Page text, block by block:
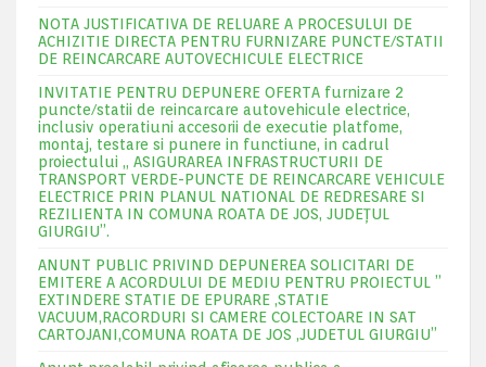
NOTA JUSTIFICATIVA DE RELUARE A PROCESULUI DE
ACHIZITIE DIRECTA PENTRU FURNIZARE PUNCTE/STATII
DE REINCARCARE AUTOVECHICULE ELECTRICE
INVITATIE PENTRU DEPUNERE OFERTA furnizare 2
puncte/statii de reincarcare autovehicule electrice,
inclusiv operatiuni accesorii de executie platfome,
montaj, testare si punere in functiune, in cadrul
proiectului „ ASIGURAREA INFRASTRUCTURII DE
TRANSPORT VERDE-PUNCTE DE REINCARCARE VEHICULE
ELECTRICE PRIN PLANUL NATIONAL DE REDRESARE SI
REZILIENTA IN COMUNA ROATA DE JOS, JUDEŢUL
GIURGIU”.
ANUNT PUBLIC PRIVIND DEPUNEREA SOLICITARI DE
EMITERE A ACORDULUI DE MEDIU PENTRU PROIECTUL ”
EXTINDERE STATIE DE EPURARE ,STATIE
VACUUM,RACORDURI SI CAMERE COLECTOARE IN SAT
CARTOJANI,COMUNA ROATA DE JOS ,JUDETUL GIURGIU”